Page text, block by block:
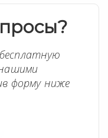
форму ниже